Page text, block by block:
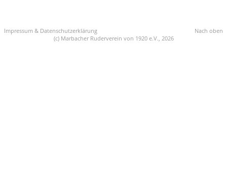
Impressum & Datenschutzerklärung
Nach oben
(c) Marbacher Ruderverein von 1920 e.V., 2026